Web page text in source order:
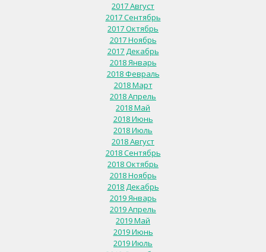
2017 Август
2017 Сентябрь
2017 Октябрь
2017 Ноябрь
2017 Декабрь
2018 Январь
2018 Февраль
2018 Март
2018 Апрель
2018 Май
2018 Июнь
2018 Июль
2018 Август
2018 Сентябрь
2018 Октябрь
2018 Ноябрь
2018 Декабрь
2019 Январь
2019 Апрель
2019 Май
2019 Июнь
2019 Июль